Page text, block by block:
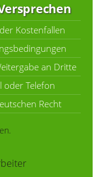
Kostenfallen
an Dritte
oder Telefon
Recht